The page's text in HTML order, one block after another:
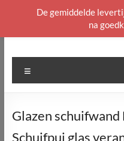
naar
Glazen
Schuifpui glas
De gemiddelde
na